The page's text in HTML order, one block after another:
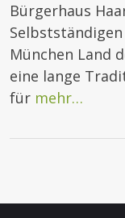
Bürgerhaus
München Land
eine lange
für mehr…